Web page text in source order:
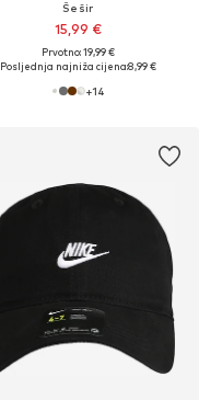
Šešir
15,99 €
Prvotno: 19,99 €
Posljednja najniža cijena:8,99 €
+14